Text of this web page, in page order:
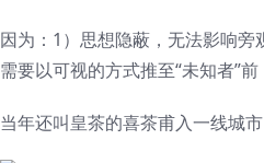
因为：1）思想隐蔽，无法影响
需要以可视的方式推至“未知者”
当年还叫皇茶的喜茶甫入一线城